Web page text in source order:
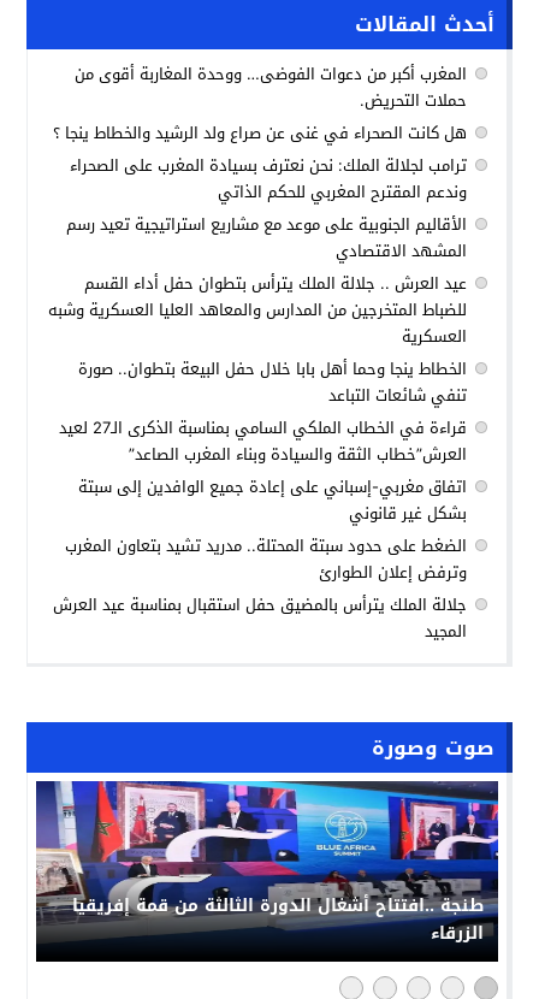
صوت وصورة
طنجة ..افتتاح أشغال الدورة الثالثة من قمة إفريقيا
الزرقاء
أحدث المقالات
المغرب أكبر من دعوات الفوضى… ووحدة المغاربة أقوى من
حملات التحريض.
هل كانت الصحراء في غنى عن صراع ولد الرشيد والخطاط ينجا ؟
ترامب لجلالة الملك: نحن نعترف بسيادة المغرب على الصحراء
وندعم المقترح المغربي للحكم الذاتي
الأقاليم الجنوبية على موعد مع مشاريع استراتيجية تعيد رسم
المشهد الاقتصادي
عيد العرش .. جلالة الملك يترأس بتطوان حفل أداء القسم
للضباط المتخرجين من المدارس والمعاهد العليا العسكرية وشبه
العسكرية
الخطاط ينجا وحما أهل بابا خلال حفل البيعة بتطوان.. صورة
تنفي شائعات التباعد
قراءة في الخطاب الملكي السامي بمناسبة الذكرى الـ27 لعيد
العرش”خطاب الثقة والسيادة وبناء المغرب الصاعد”
اتفاق مغربي-إسباني على إعادة جميع الوافدين إلى سبتة
بشكل غير قانوني
الضغط على حدود سبتة المحتلة.. مدريد تشيد بتعاون المغرب
وترفض إعلان الطوارئ
جلالة الملك يترأس بالمضيق حفل استقبال بمناسبة عيد العرش
المجيد